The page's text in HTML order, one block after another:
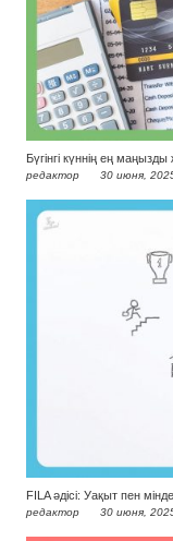
Бүгінгі күннің ең
редактор 30 июня,
FILA әдісі: Уақыт пен
редактор 30 июня,